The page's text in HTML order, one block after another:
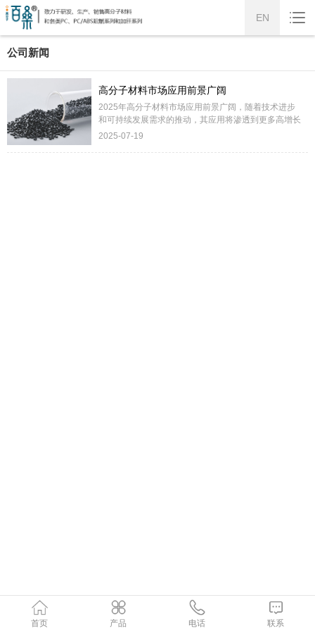
EN
公司新闻
高分子材料市场应用前景广阔
2025年高分子材料市场应用前景广阔，随着技术进步
和可持续发展需求的推动，其应用将渗透到更多高增长
领域。全球“碳中和”目标推动生物基、可降解高分子材
2025-07-19
首页 产品 电话 联系